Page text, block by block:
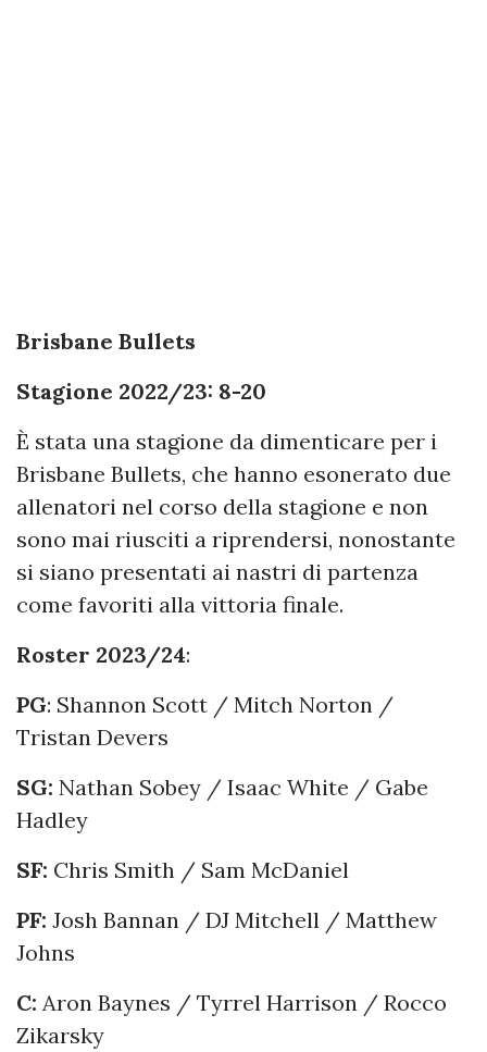
Brisbane Bullets
Stagione 2022/23: 8-20
È stata una stagione da dimenticare per i
Brisbane Bullets, che hanno esonerato due
allenatori nel corso della stagione e non
sono mai riusciti a riprendersi, nonostante
si siano presentati ai nastri di partenza
come favoriti alla vittoria finale.
Roster 2023/24:
PG: Shannon Scott / Mitch Norton /
Tristan Devers
SG: Nathan Sobey / Isaac White / Gabe
Hadley
SF: Chris Smith / Sam McDaniel
PF: Josh Bannan / DJ Mitchell / Matthew
Johns
C: Aron Baynes / Tyrrel Harrison / Rocco
Zikarsky